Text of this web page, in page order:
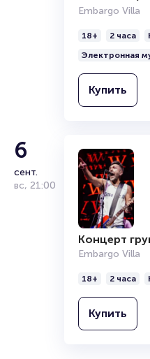
Embargo Villa
18+ 2 часа
Электронная
Купить
6
сент.
вс, 21:00
Концерт
Embargo Villa
18+ 2 часа
Купить